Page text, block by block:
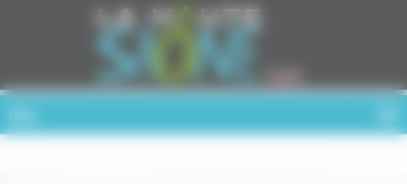
Cookies management panel